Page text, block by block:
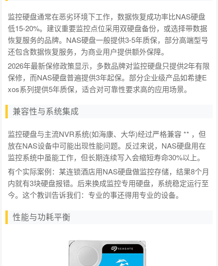
监控硬盘通常在恶劣环境下工作，数据恢复成功率比NAS硬盘
低15-20%。建议重要监控点位采用双硬盘备份，或选择带数据
恢复服务的品牌。NAS硬盘一般提供3-5年质保，部分高端型号
还包含数据恢复服务，为商业用户提供额外保障。
2026年最新保修政策显示，多数品牌对监控硬盘只提供2年有限
保修，而NAS硬盘普遍提供3年起保。部分企业级产品如希捷E
xos系列提供5年质保，适合对可靠性要求高的应用场景。
兼容性与系统集成
监控硬盘与主流NVR系统(如海康、大华)经过严格兼容 ** ，但
放在NAS设备中可能出现性能问题。反过来说，NAS硬盘用在
监控系统中虽能工作，但长期连续写入会缩短寿命30%以上。
有个实际案例：某连锁酒店用NAS硬盘做监控存储，结果8个月
内就有3块硬盘报错。后来换成监控专用硬盘，系统稳定运行至
今。这个教训告诉我们：专业的事还得用专业的设备。
性能与功耗平衡